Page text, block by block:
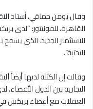
وقال يومن حماقي، أستاذ
القاهرة، للمونيتور: “لدى
الاستثمار الجديد، الذي
التحتية”.
وقالت إن الكتلة لديها أيضاً
التجارية بين الدول
العملات مع أعضاء بريكس